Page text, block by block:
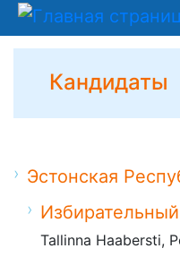
Кандидаты
Эстонская
Tallinna Haabersti,